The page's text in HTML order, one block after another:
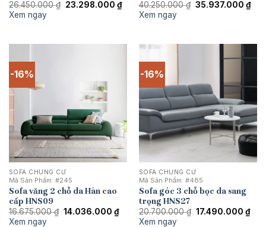
26.450.000₫ Giá
23.298.000 ₫Giá
hiện
Xem ngay
40.250.000₫ Giá
35.937.000 ₫Giá
hiện
Xem ngay
-16%
SOFA CHUNG CƯ
Mã Sản Phẩm: #245
Sofa văng 2 chỗ da Hàn cao
cấp HNS09
16.675.000₫ Giá
14.036.000 ₫Giá
hiện
Xem ngay
-16%
SOFA CHUNG CƯ
Mã Sản Phẩm: #485
Sofa góc 3 chỗ bọc da sang
trọng HNS27
20.700.000₫ Giá
17.490.000 ₫Giá
hiện
Xem ngay